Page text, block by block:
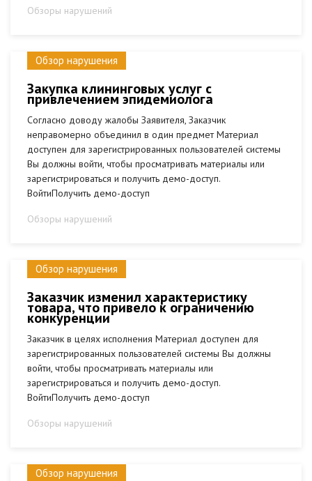
Обзоры нарушений
Обзор нарушения
Закупка клининговых услуг с
привлечением эпидемиолога
Согласно доводу жалобы Заявителя, Заказчик
неправомерно объединил в один предмет Материал
доступен для зарегистрированных пользователей системы
Вы должны войти, чтобы просматривать материалы или
зарегистрироваться и получить демо-доступ.
ВойтиПолучить демо-доступ
Обзоры нарушений
Обзор нарушения
Заказчик изменил характеристику
товара, что привело к ограничению
конкуренции
Заказчик в целях исполнения Материал доступен для
зарегистрированных пользователей системы Вы должны
войти, чтобы просматривать материалы или
зарегистрироваться и получить демо-доступ.
ВойтиПолучить демо-доступ
Обзоры нарушений
Обзор нарушения